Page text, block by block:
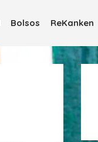
Bolsos ReKanken